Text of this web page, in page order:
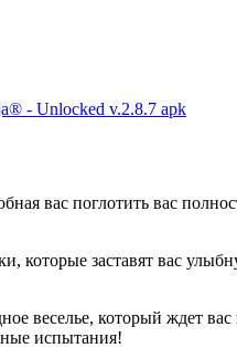
- Unlocked v.2.8.7 apk
вас поглотить вас
заставят вас
веселье, который ждет
испытания!